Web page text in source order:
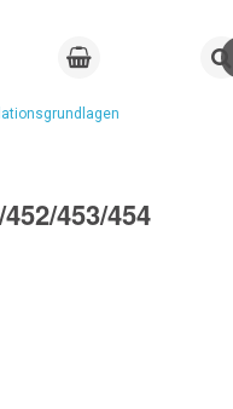
453/454